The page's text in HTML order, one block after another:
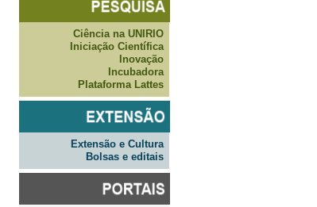
Ciência na UNIRIO
Iniciação Científica
Inovação
Incubadora
Plataforma Lattes
Extensão e Cultura
Bolsas e editais